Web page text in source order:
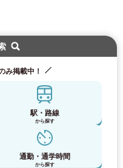
み掲載中！
駅・路線
から探す
通勤・通学時間
から探す